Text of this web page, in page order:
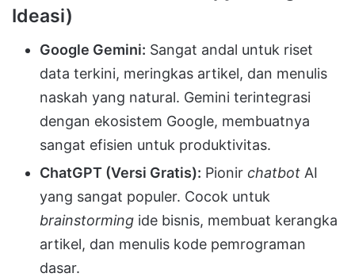
Ideasi)
Google Gemini: Sangat andal untuk riset
data terkini, meringkas artikel, dan menulis
naskah yang natural. Gemini terintegrasi
dengan ekosistem Google, membuatnya
sangat efisien untuk produktivitas.
ChatGPT (Versi Gratis): Pionir chatbot AI
yang sangat populer. Cocok untuk
brainstorming ide bisnis, membuat kerangka
artikel, dan menulis kode pemrograman
dasar.